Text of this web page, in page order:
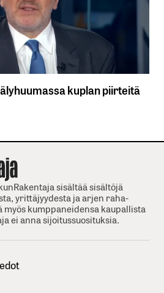
kuplan piirteitä
sisältää sisältöjä
yrittäjyydesta ja arjen raha-
myös kumppaneidensa kaupallista
ei anna sijoitussuosituksia.